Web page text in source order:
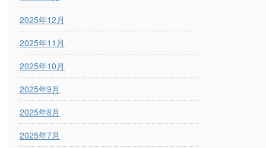
2025年12月
2025年11月
2025年10月
2025年9月
2025年8月
2025年7月